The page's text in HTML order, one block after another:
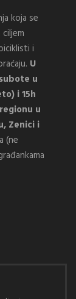
koja se
i
U
u
i 15h
u
Zenici i
(ne